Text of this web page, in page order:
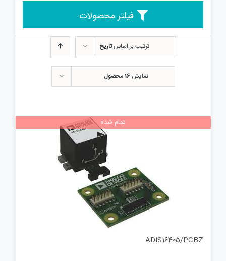
فیلتر محصولات
ترتیب بر اساستاریخ
نمایش16 محصول
تمام شده
ADIS16405/PCBZ